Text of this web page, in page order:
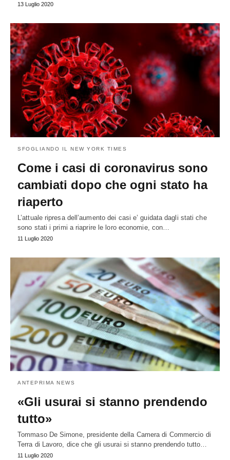
13 Luglio 2020
SFOGLIANDO IL NEW YORK TIMES
Come i casi di coronavirus sono
cambiati dopo che ogni stato ha
riaperto
L’attuale ripresa dell’aumento dei casi e’ guidata dagli stati che
sono stati i primi a riaprire le loro economie, con…
11 Luglio 2020
ANTEPRIMA NEWS
«Gli usurai si stanno prendendo
tutto»
Tommaso De Simone, presidente della Camera di Commercio di
Terra di Lavoro, dice che gli usurai si stanno prendendo tutto…
11 Luglio 2020